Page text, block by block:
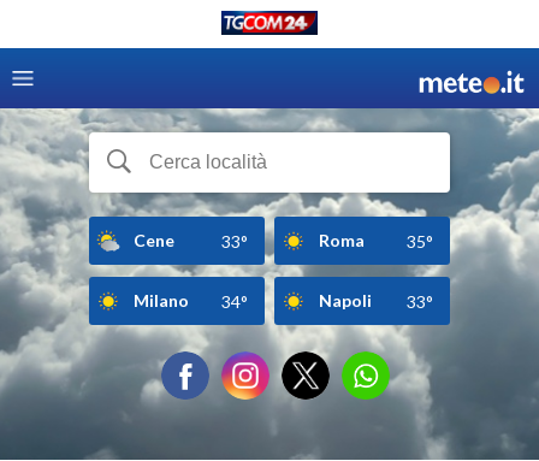
Cene 33° Roma 35°
Milano 34° Napoli 33°